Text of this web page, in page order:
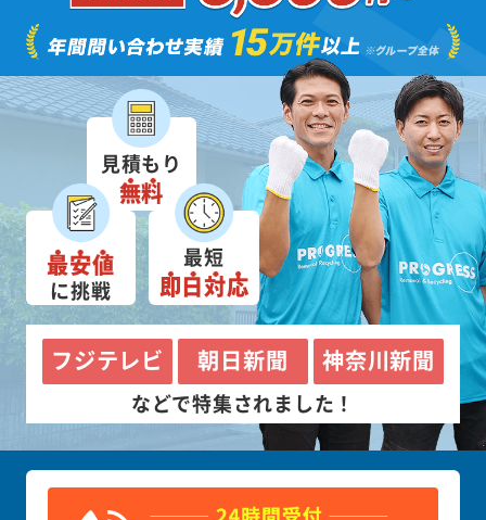
見積もり
無料
最安値
に挑戦
最短
即日対応
フジテレビ 朝日新聞 神奈川新聞
などで特集されました！